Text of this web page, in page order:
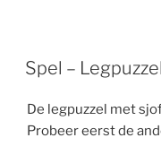
Spel –
De legpuzzel met
Probeer eerst de